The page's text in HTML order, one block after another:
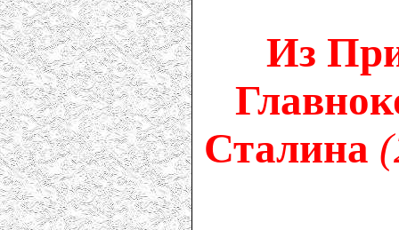
Из
Сталина